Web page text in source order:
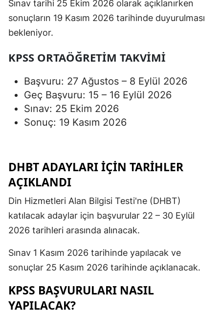
Sınav tarihi 25 Ekim 2026 olarak açıklanırken
sonuçların 19 Kasım 2026 tarihinde duyurulması
bekleniyor.
KPSS ORTAÖĞRETIM TAKVIMI
Başvuru: 27 Ağustos – 8 Eylül 2026
Geç Başvuru: 15 – 16 Eylül 2026
Sınav: 25 Ekim 2026
Sonuç: 19 Kasım 2026
DHBT ADAYLARI İÇIN TARIHLER
AÇIKLANDI
Din Hizmetleri Alan Bilgisi Testi'ne (DHBT)
katılacak adaylar için başvurular 22 – 30 Eylül
2026 tarihleri arasında alınacak.
Sınav 1 Kasım 2026 tarihinde yapılacak ve
sonuçlar 25 Kasım 2026 tarihinde açıklanacak.
KPSS BAŞVURULARI NASIL
YAPILACAK?